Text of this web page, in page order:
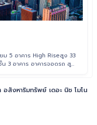
ม 5 อาคาร High Riseสูง 33
น 3 อาคาร อาคารจอดรถ สูง
อสังหาริมทรัพย์ เดอะ นิช โมโน